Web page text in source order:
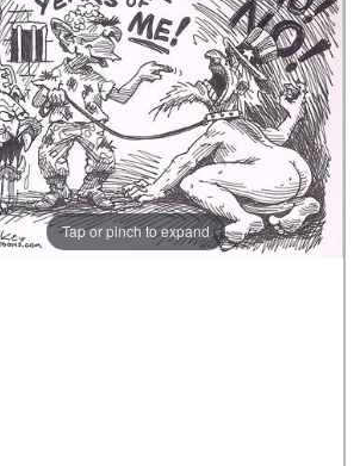
Tap or pinch to expand